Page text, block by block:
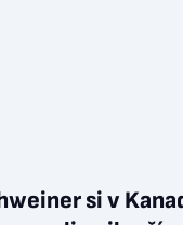
si v